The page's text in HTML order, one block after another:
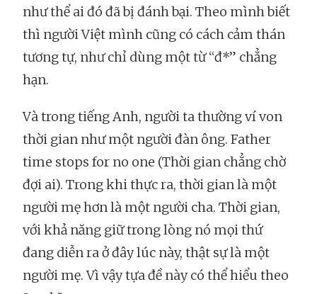
như thể ai đó đã bị đánh bại. Theo mình biết
thì người Việt mình cũng có cách cảm thán
tương tự, như chỉ dùng một từ “đ*” chẳng
hạn.
Và trong tiếng Anh, người ta thường ví von
thời gian như một người đàn ông. Father
time stops for no one (Thời gian chẳng chờ
đợi ai). Trong khi thực ra, thời gian là một
người mẹ hơn là một người cha. Thời gian,
với khả năng giữ trong lòng nó mọi thứ
đang diễn ra ở đây lúc này, thật sự là một
người mẹ. Vì vậy tựa đề này có thể hiểu theo